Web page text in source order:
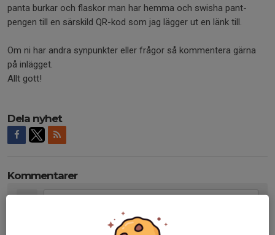
panta burkar och flaskor man har hemma och swisha pant-
pengen till en särskild QR-kod som jag lägger ut en länk till.
Om ni har andra synpunkter eller frågor så kommentera gärna
på inlägget.
Allt gott!
Dela nyhet
Kommentarer